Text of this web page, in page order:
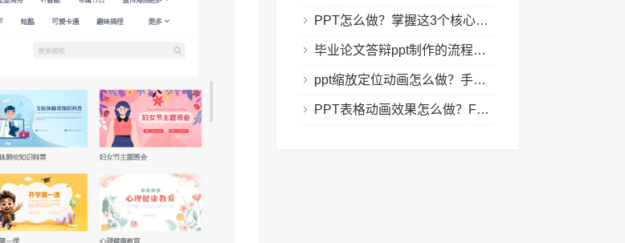
PPT怎么做？掌握这3个核心制作方法与技巧，新手也能变大神！
毕业论文答辩ppt制作的流程是怎样的？新手零门槛指南
ppt缩放定位动画怎么做？手把手教程，小白也能学会做动态PPT
PPT表格动画效果怎么做？Focusky让你的演示更独特！